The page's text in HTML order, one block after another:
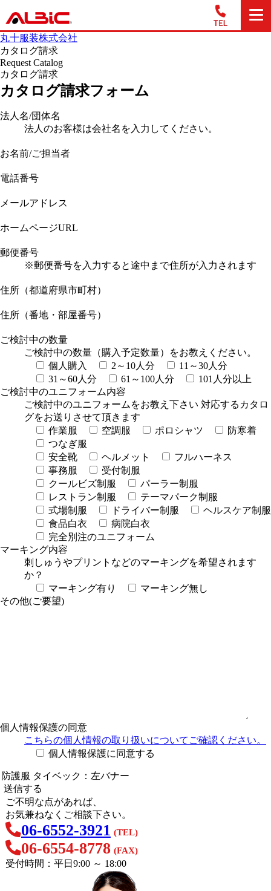
丸十服装株式会社
カタログ請求
Request Catalog
カタログ請求
カタログ請求フォーム
法人名/団体名
法人のお客様は会社名を入力してください。
お名前/ご担当者
電話番号
メールアドレス
ホームページURL
郵便番号
※郵便番号を入力すると途中まで住所が入力されます
住所（都道府県市町村）
住所（番地・部屋番号）
ご検討中の数量
ご検討中の数量（購入予定数量）をお教えください。
個人購入
2～10人分
11～30人分
31～60人分
61～100人分
101人分以上
ご検討中のユニフォーム内容
ご検討中のユニフォームをお教え下さい 対応するカタロ
グをお送りさせて頂きます
作業服
空調服 ポロシャツ
防寒着
つなぎ服
安全靴
ヘルメット
フルハーネス
事務服
受付制服
クールビズ制服
パーラー制服
レストラン制服
テーマパーク制服
式場制服
ドライバー制服
ヘルスケア制服
食品白衣
病院白衣
完全別注のユニフォーム
マーキング内容
刺しゅうやプリントなどのマーキングを希望されます
か？
マーキング有り
マーキング無し
その他(ご要望)
個人情報保護の同意
こちらの個人情報の取り扱いについてご確認ください。
個人情報保護に同意する
ご不明な点があれば、
お気兼ねなくご相談下さい。
06-6552-3921 (TEL)
06-6554-8778 (FAX)
受付時間：平日9:00 ～ 18:00